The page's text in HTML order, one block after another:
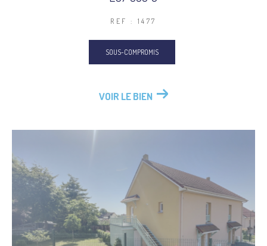
REF : 1477
SOUS-COMPROMIS
VOIR LE BIEN